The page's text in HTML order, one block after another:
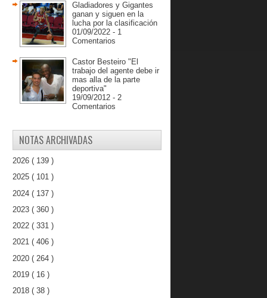
Gladiadores y Gigantes
ganan y siguen en la
lucha por la clasificación
01/09/2022 - 1
Comentarios
Castor Besteiro "El
trabajo del agente debe ir
mas alla de la parte
deportiva"
19/09/2012 - 2
Comentarios
NOTAS ARCHIVADAS
2026 ( 139 )
2025 ( 101 )
2024 ( 137 )
2023 ( 360 )
2022 ( 331 )
2021 ( 406 )
2020 ( 264 )
2019 ( 16 )
2018 ( 38 )